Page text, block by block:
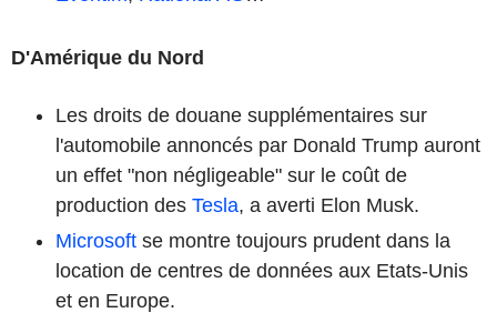
D'Amérique du Nord
Les droits de douane supplémentaires sur
l'automobile annoncés par Donald Trump auront
un effet "non négligeable" sur le coût de
production des Tesla, a averti Elon Musk.
Microsoft se montre toujours prudent dans la
location de centres de données aux Etats-Unis
et en Europe.